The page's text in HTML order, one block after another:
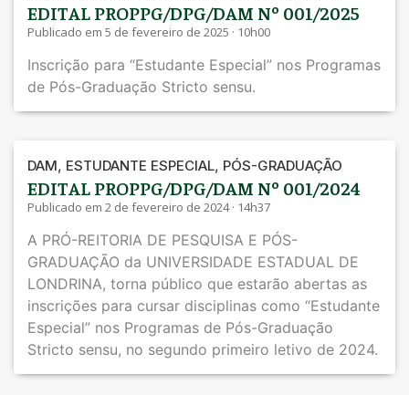
EDITAL PROPPG/DPG/DAM Nº 001/2025
Publicado em 5 de fevereiro de 2025 · 10h00
Inscrição para “Estudante Especial” nos Programas
de Pós-Graduação Stricto sensu.
DAM, ESTUDANTE ESPECIAL, PÓS-GRADUAÇÃO
EDITAL PROPPG/DPG/DAM Nº 001/2024
Publicado em 2 de fevereiro de 2024 · 14h37
A PRÓ-REITORIA DE PESQUISA E PÓS-
GRADUAÇÃO da UNIVERSIDADE ESTADUAL DE
LONDRINA, torna público que estarão abertas as
inscrições para cursar disciplinas como “Estudante
Especial” nos Programas de Pós-Graduação
Stricto sensu, no segundo primeiro letivo de 2024.